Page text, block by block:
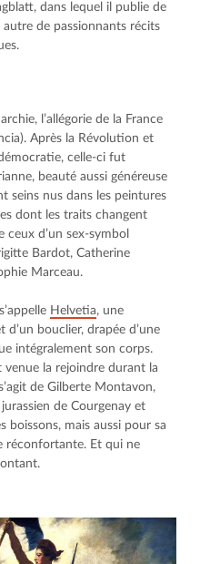
dans lequel il publie de
autre de passionnants récits
l’allégorie de la France
Après la Révolution et
celle-ci fut
beauté aussi généreuse
seins nus dans les peintures
dont les traits changent
d’un sex-symbol
Bardot, Catherine
Marceau.
Helvetia, une
d’un bouclier, drapée d’une
intégralement son corps.
venue la rejoindre durant la
de Gilberte Montavon,
de Courgenay et
boissons, mais aussi pour sa
réconfortante. Et qui ne